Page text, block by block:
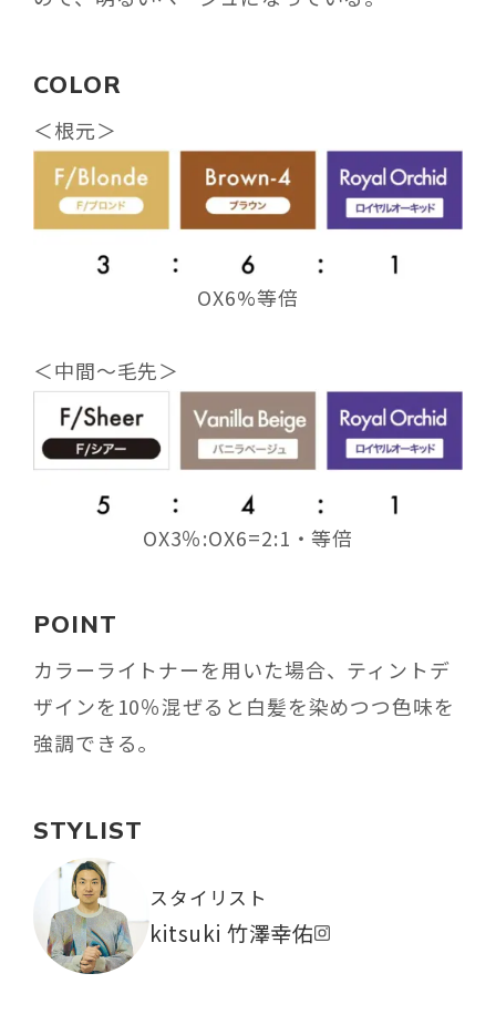
COLOR
＜根元＞
OX6%等倍
＜中間〜毛先＞
OX3％:OX6=2:1・等倍
POINT
カラーライトナーを用いた場合、ティントデ
ザインを10％混ぜると白髪を染めつつ色味を
強調できる。
STYLIST
スタイリスト
kitsuki 竹澤幸佑